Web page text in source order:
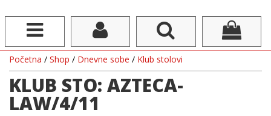
Početna / Shop / Dnevne sobe / Klub stolovi
KLUB STO: AZTECA-
LAW/4/11